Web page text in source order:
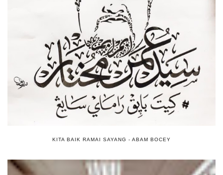
KITA BAIK RAMAI SAYANG - ABAM BOCEY